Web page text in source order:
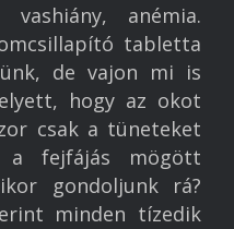
iskola
anémia.
tabletta
de vajon mi is
hogy az okot
csak a tüneteket
a fejfájás mögött
gondoljunk rá?
minden tízedik